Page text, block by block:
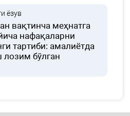
ёзув
вақтинча меҳнатга
нафақаларни
тартиби: амалиётда
лозим бўлган